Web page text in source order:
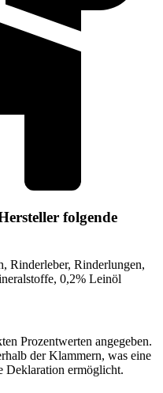
folgende
Rinderleber, Rinderlungen,
0,2% Leinöl
Prozentwerten angegeben.
der Klammern, was eine
Deklaration ermöglicht.